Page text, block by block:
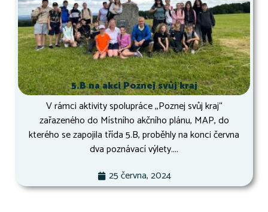
5.B na akci Poznej svůj kraj
V rámci aktivity spolupráce ,,Poznej svůj kraj“
zařazeného do Místního akčního plánu, MAP, do
kterého se zapojila třída 5.B, proběhly na konci června
dva poznávací výlety....
25 června, 2024